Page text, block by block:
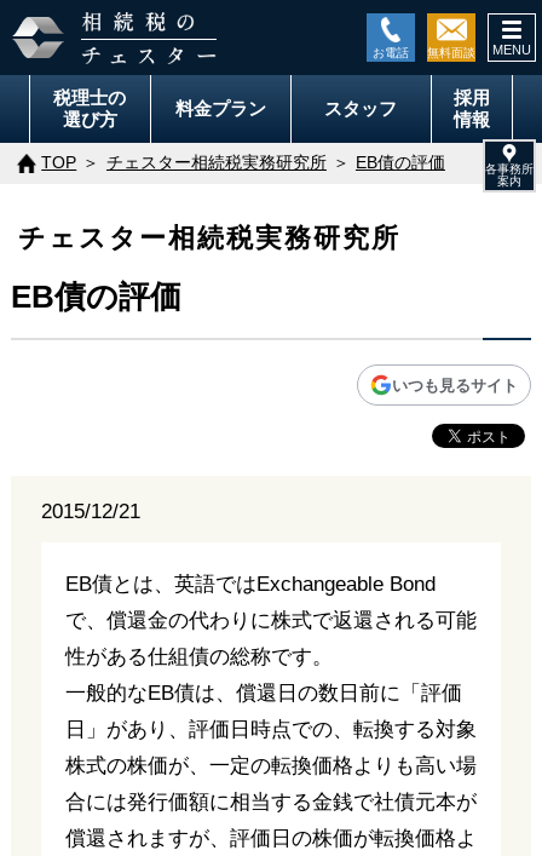
税理士の
選び方
料金プラン スタッフ
採用
情報
TOP チェスター相続税実務研究所 EB債の評価
チェスター相続税実務研究所
EB債の評価
いつも見るサイト
2015/12/21
EB債とは、英語ではExchangeable Bond
で、償還金の代わりに株式で返還される可能
性がある仕組債の総称です。
一般的なEB債は、償還日の数日前に「評価
日」があり、評価日時点での、転換する対象
株式の株価が、一定の転換価格よりも高い場
合には発行価額に相当する金銭で社債元本が
償還されますが、評価日の株価が転換価格よ